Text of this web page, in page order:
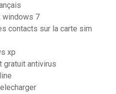
windows 7
contacts sur la carte sim
xp
gratuit antivirus